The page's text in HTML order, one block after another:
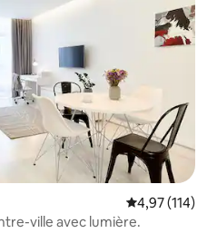
Évaluation
4,97 (114)
ville avec lumière.